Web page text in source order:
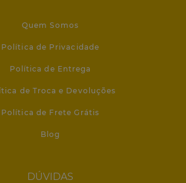
Quem Somos
Política de Privacidade
Política de Entrega
de Troca e Devoluções
Política de Frete Grátis
Blog
DÚVIDAS